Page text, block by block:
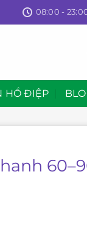
08:00 -
HỒ ĐIỆP